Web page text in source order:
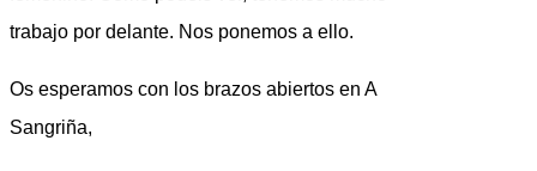
trabajo por delante. Nos ponemos a ello.
Os esperamos con los brazos abiertos en A
Sangriña,